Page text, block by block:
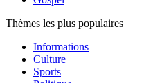
Thèmes les plus populaires
Informations
Culture
Sports